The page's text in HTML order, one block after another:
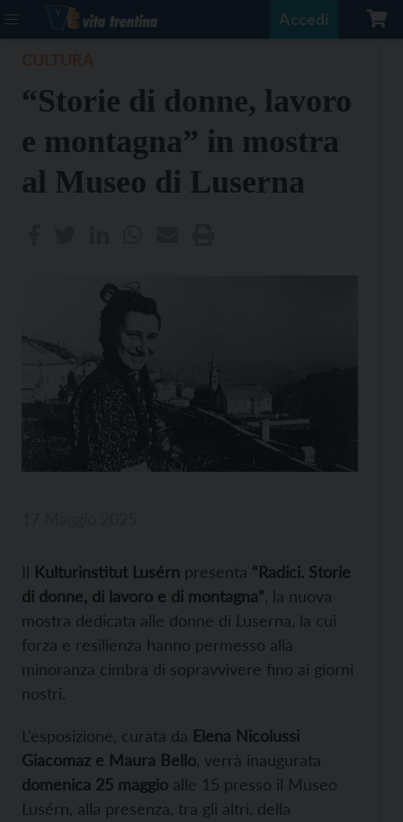
Accedi
“Storie di donne, lavoro
e montagna” in mostra
al Museo di Luserna
Il Kulturinstitut Lusérn presenta “Radici. Storie
di donne, di lavoro e di montagna” , la nuova
mostra dedicata alle donne di Luserna, la cui
forza e resilienza hanno permesso alla
minoranza cimbra di sopravvivere fino ai giorni
nostri.
L’esposizione, curata da Elena Nicolussi
Giacomaz e Maura Bello , verrà inaugurata
domenica 25 maggio alle 15 presso il Museo
Lusérn, alla presenza, tra gli altri, della